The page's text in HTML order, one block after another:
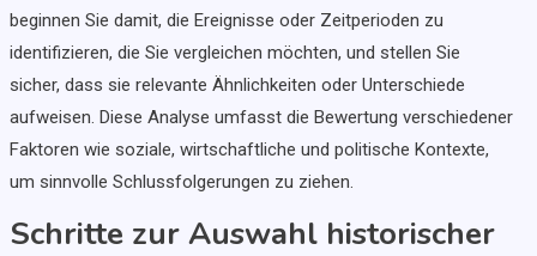
beginnen Sie damit, die Ereignisse oder Zeitperioden zu
identifizieren, die Sie vergleichen möchten, und stellen Sie
sicher, dass sie relevante Ähnlichkeiten oder Unterschiede
aufweisen. Diese Analyse umfasst die Bewertung verschiedener
Faktoren wie soziale, wirtschaftliche und politische Kontexte,
um sinnvolle Schlussfolgerungen zu ziehen.
Schritte zur Auswahl historischer